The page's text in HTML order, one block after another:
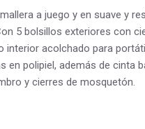
a juego y en suave y
5 bolsillos exteriores con
acolchado para
polipiel, además de cinta
y cierres de mosquetón.